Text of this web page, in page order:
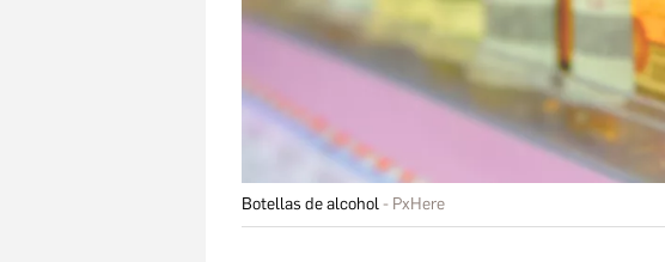
Botellas de alcohol PxHere